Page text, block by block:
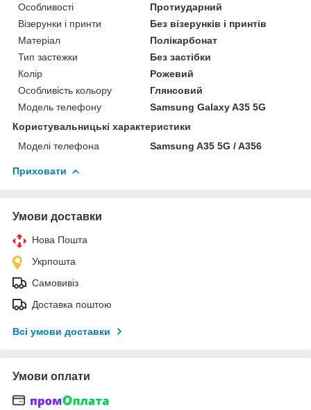
Особливості
Протиударний
Візерунки і принти
Без візерунків і принтів
Матеріал
Полікарбонат
Тип застежки
Без застібки
Колір
Рожевий
Особливість кольору
Глянсовий
Модель телефону
Samsung Galaxy A35 5G
Користувальницькі характеристики
Моделі телефона
Samsung A35 5G / A356
Приховати
Умови доставки
Нова Пошта
Укрпошта
Самовивіз
Доставка поштою
Всі умови доставки
Умови оплати